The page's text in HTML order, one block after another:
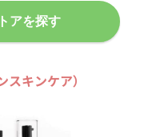
アを探す
キンケア）